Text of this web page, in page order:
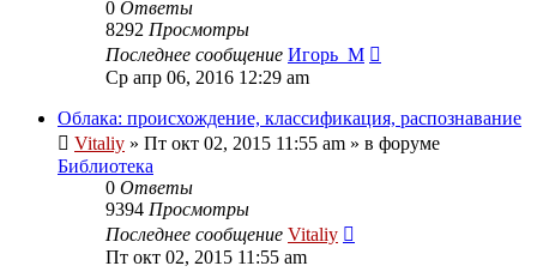
0 Ответы
8292 Просмотры
Последнее сообщение Игорь_М
Ср апр 06, 2016 12:29 am
Облака: происхождение, классификация, распознавание
Vitaliy » Пт окт 02, 2015 11:55 am » в форуме
Библиотека
0 Ответы
9394 Просмотры
Последнее сообщение Vitaliy
Пт окт 02, 2015 11:55 am